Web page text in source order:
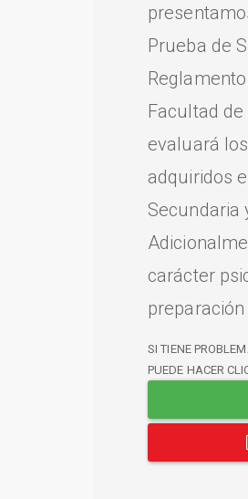
Prueba de
Facultad
evaluará
adquiridos
Secundaria
carácter
SI TIENE
PUEDE HACER